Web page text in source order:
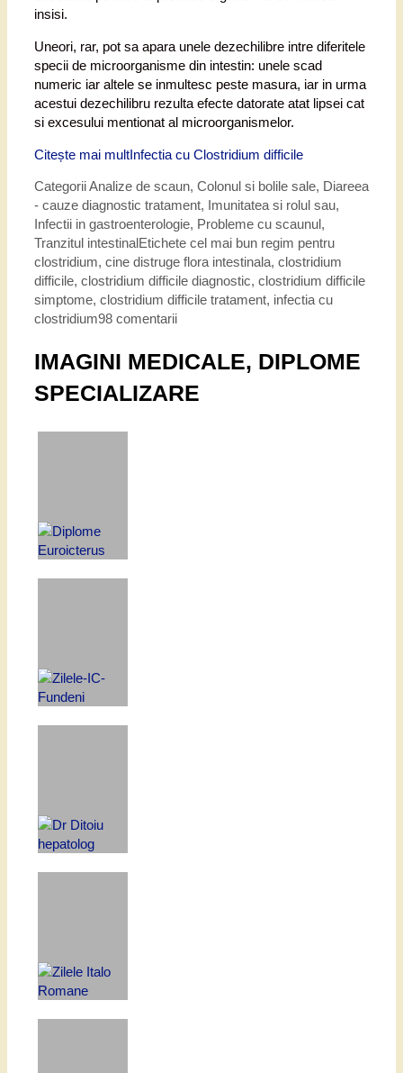
insisi.
Uneori, rar, pot sa apara unele dezechilibre intre diferitele
specii de microorganisme din intestin: unele scad
numeric iar altele se inmultesc peste masura, iar in urma
acestui dezechilibru rezulta efecte datorate atat lipsei cat
si excesului mentionat al microorganismelor.
Citește mai multInfectia cu Clostridium difficile
CategoriiAnalize de scaun, Colonul si bolile sale, Diareea
- cauze diagnostic tratament, Imunitatea si rolul sau,
Infectii in gastroenterologie, Probleme cu scaunul,
Tranzitul intestinalEtichete cel mai bun regim pentru
clostridium, cine distruge flora intestinala, clostridium
difficile, clostridium difficile diagnostic, clostridium difficile
simptome, clostridium difficile tratament, infectia cu
clostridium98 comentarii
IMAGINI MEDICALE, DIPLOME
SPECIALIZARE